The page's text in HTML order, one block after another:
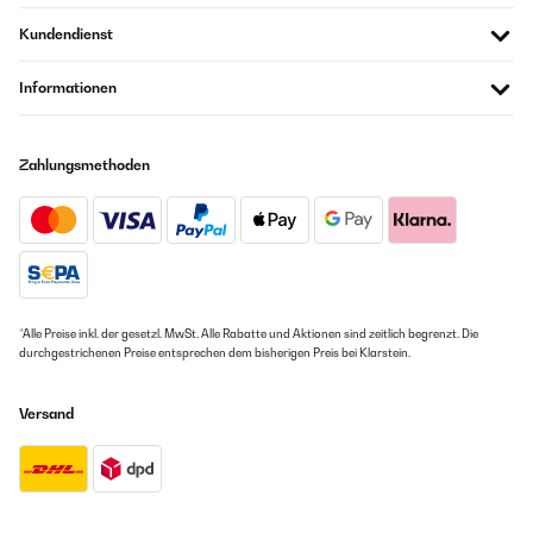
eigenständig überprüft
28/03/2022
eigenständig überprüft
den vorher im Internet angesehen. Er ist super zufrieden. Danke mfg R.
Overdick
eigenständig überprüft
Kundendienst
Informationen
Zahlungsmethoden
*Alle Preise inkl. der gesetzl. MwSt. Alle Rabatte und Aktionen sind zeitlich begrenzt. Die
durchgestrichenen Preise entsprechen dem bisherigen Preis bei Klarstein.
Versand